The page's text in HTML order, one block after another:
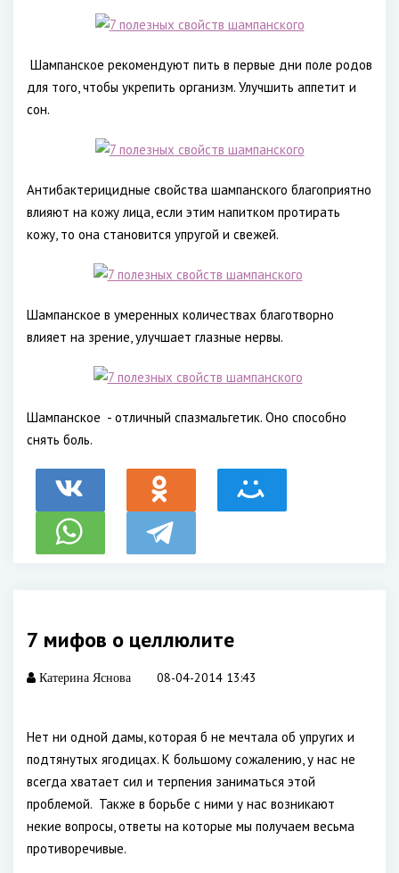
Шампанское рекомендуют пить в первые дни поле родов
для того, чтобы укрепить организм. Улучшить аппетит и
сон.
Антибактерицидные свойства шампанского благоприятно
влияют на кожу лица, если этим напитком протирать
кожу, то она становится упругой и свежей.
Шампанское в умеренных количествах благотворно
влияет на зрение, улучшает глазные нервы.
Шампанское - отличный спазмальгетик. Оно способно
снять боль.
7 мифов о целлюлите
Катерина Яснова 08-04-2014 13:43
Нет ни одной дамы, которая б не мечтала об упругих и
подтянутых ягодицах. К большому сожалению, у нас не
всегда хватает сил и терпения заниматься этой
проблемой. Также в борьбе с ними у нас возникают
некие вопросы, ответы на которые мы получаем весьма
противоречивые.